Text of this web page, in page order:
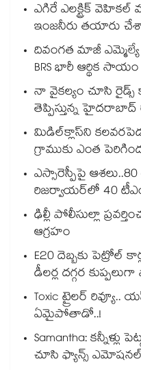
ఎగిరే ఎలక్ట్రిక్
ఇంజనీరు తయారు
దివంగత మాజీ ఎమ్మెల్యే
BRS భారీ ఆర్థిక సాయం
నా వైకల్యం చూసి రైడ్స్
తెప్పిస్తున్న
మిడిల్‌క్లాస్‌ని
గ్రాముకు ఎంత
ఎస్సారెస్పీపై
రిజర్వాయర్‌‌‌‌‌‌‌‌‌‌‌‌‌‌‌‌లో 40
ఢిల్లీ పోలీసుల్లా
ఆగ్రహం
E20 దెబ్బకు పెట్రోల్
డీలర్ల దగ్గర కుప్పలుగా
Toxic ట్రైలర్ రివ్యూ..
ఏమైపోతాడో..!
Samantha:
చూసి ఫ్యాన్స్